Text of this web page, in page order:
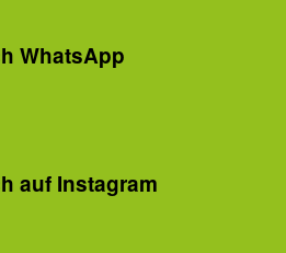
WhatsApp
auf Instagram